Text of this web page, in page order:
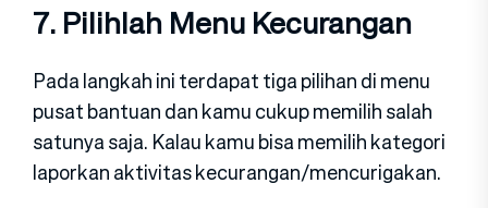
7. Pilihlah Menu Kecurangan
Pada langkah ini terdapat tiga pilihan di menu
pusat bantuan dan kamu cukup memilih salah
satunya saja. Kalau kamu bisa memilih kategori
laporkan aktivitas kecurangan/mencurigakan.